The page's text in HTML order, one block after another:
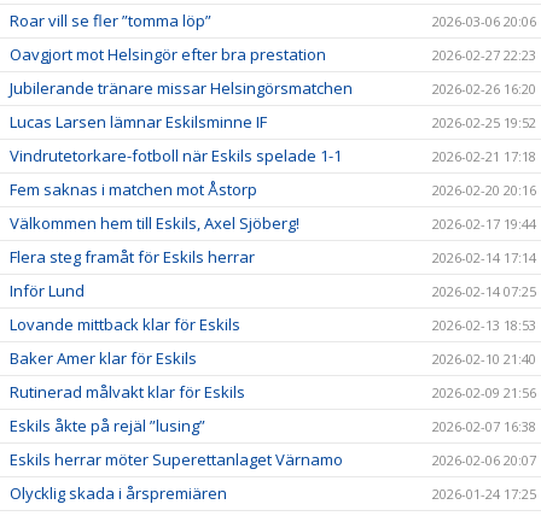
Roar vill se fler ”tomma löp” 2026-03-06 20:06
Oavgjort mot Helsingör efter bra prestation 2026-02-27 22:23
Jubilerande tränare missar Helsingörsmatchen 2026-02-26 16:20
Lucas Larsen lämnar Eskilsminne IF 2026-02-25 19:52
Vindrutetorkare-fotboll när Eskils spelade 1-1 2026-02-21 17:18
Fem saknas i matchen mot Åstorp 2026-02-20 20:16
Välkommen hem till Eskils, Axel Sjöberg! 2026-02-17 19:44
Flera steg framåt för Eskils herrar 2026-02-14 17:14
Inför Lund 2026-02-14 07:25
Lovande mittback klar för Eskils 2026-02-13 18:53
Baker Amer klar för Eskils 2026-02-10 21:40
Rutinerad målvakt klar för Eskils 2026-02-09 21:56
Eskils åkte på rejäl ”lusing” 2026-02-07 16:38
Eskils herrar möter Superettanlaget Värnamo 2026-02-06 20:07
Olycklig skada i årspremiären 2026-01-24 17:25